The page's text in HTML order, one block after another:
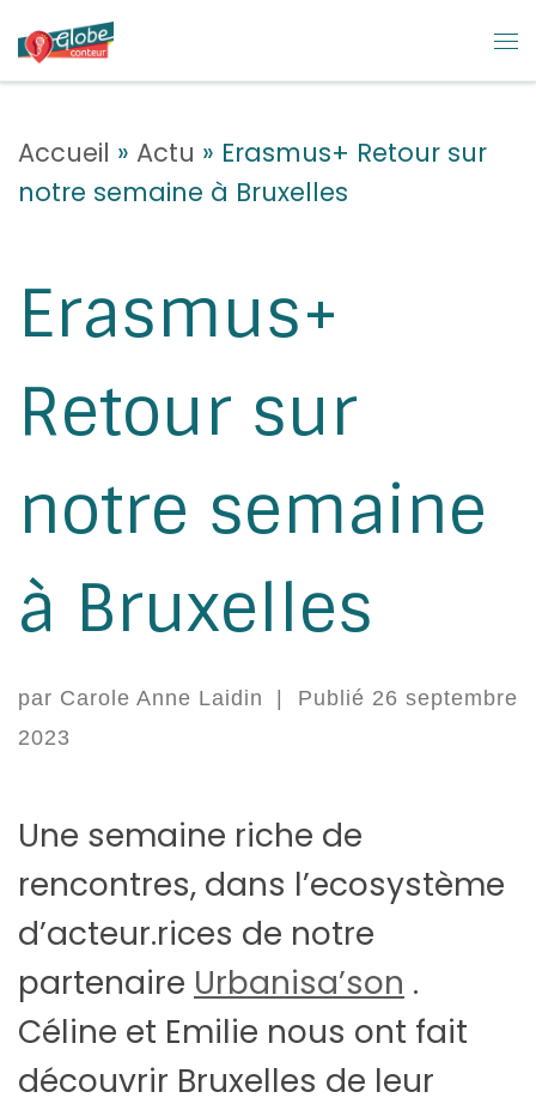
Skip to content
Accueil » Actu » Erasmus+ Retour sur
notre semaine à Bruxelles
Erasmus+
Retour sur
notre semaine
à Bruxelles
par Carole Anne Laidin | Publié 26 septembre
2023
Une semaine riche de
rencontres, dans l’ecosystème
d’acteur.rices de notre
partenaire Urbanisa’son .
Céline et Emilie nous ont fait
découvrir Bruxelles de leur